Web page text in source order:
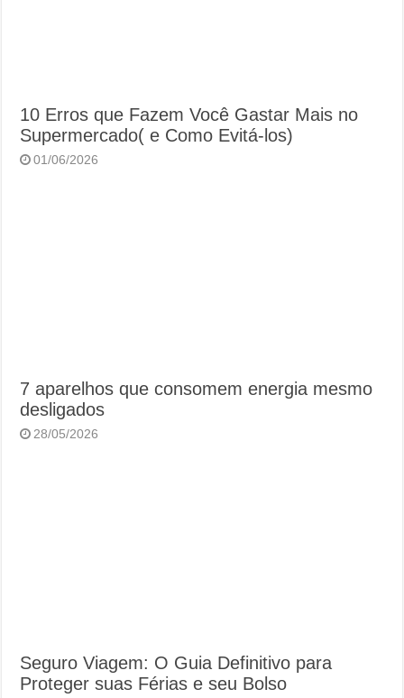
10 Erros que Fazem Você Gastar Mais no
Supermercado( e Como Evitá-los)
01/06/2026
7 aparelhos que consomem energia mesmo
desligados
28/05/2026
Seguro Viagem: O Guia Definitivo para
Proteger suas Férias e seu Bolso